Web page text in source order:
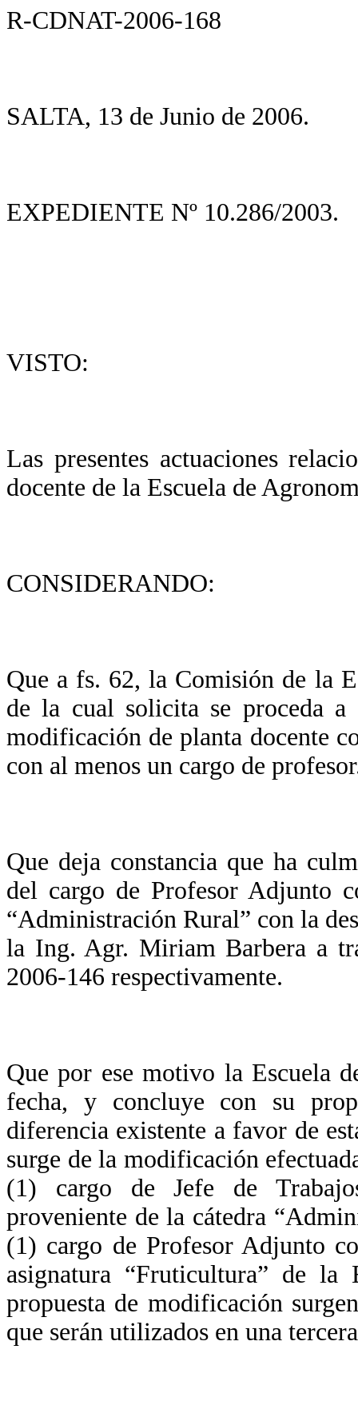
R-CDNAT-2006-168
SALTA, 13 de Junio de 2006.
EXPEDIENTE Nº 10.286/2003.
VISTO:
Las presentes actuaciones
docente de la Escuela de
CONSIDERANDO:
Que a fs. 62, la Comisión de la
de la cual solicita se proceda a
modificación de planta docente
con al menos un cargo de
Que deja constancia que ha
del cargo de Profesor Adjunto
“Administración Rural” con la
la Ing. Agr. Miriam Barbera a
2006-146 respectivamente.
Que por ese motivo la Escuela
fecha, y concluye con su
diferencia existente a favor de
surge de la modificación
(1) cargo de Jefe de
proveniente de la cátedra
(1) cargo de Profesor Adjunto
asignatura “Fruticultura” de la
propuesta de modificación
que serán utilizados en una